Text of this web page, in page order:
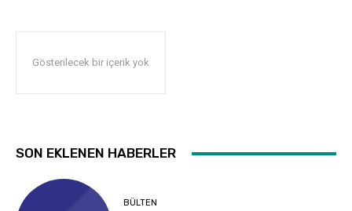
Gösterilecek bir içerik yok
SON EKLENEN HABERLER
BÜLTEN